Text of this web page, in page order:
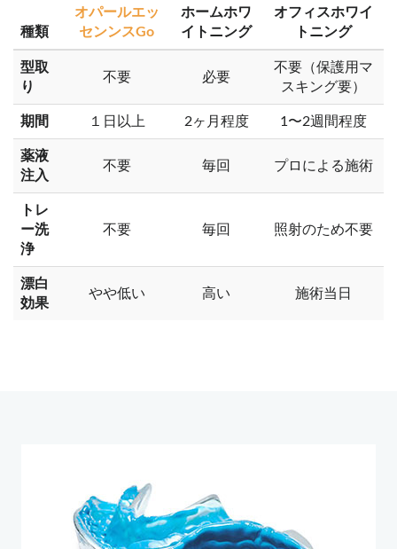
種類
オパールエッ
センンスGo
ホームホワ
イトニング
オフィスホワイ
トニング
型取
り
不要 必要
不要（保護用マ
スキング要）
期間 １日以上 2ヶ月程度 1〜2週間程度
薬液
注入
不要 毎回 プロによる施術
トレ
ー洗
浄
不要 毎回 照射のため不要
漂白
効果
やや低い 高い 施術当日